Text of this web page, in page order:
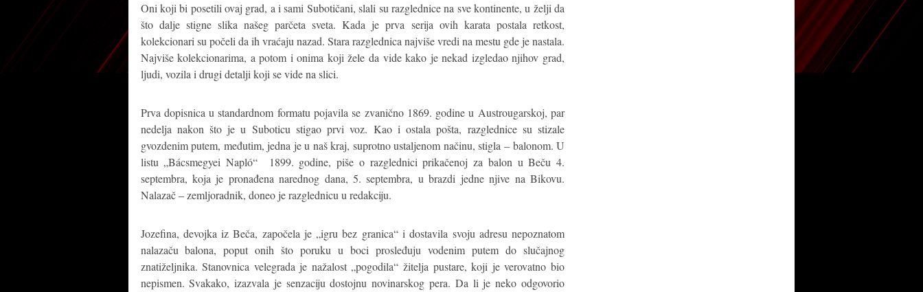
Oni koji bi posetili ovaj grad, a i sami Subotičani, slali su razglednice na sve kontinente, u želji da
što dalje stigne slika našeg parčeta sveta. Kada je prva serija ovih karata postala retkost,
kolekcionari su počeli da ih vraćaju nazad. Stara razglednica najviše vredi na mestu gde je nastala.
Najviše kolekcionarima, a potom i onima koji žele da vide kako je nekad izgledao njihov grad,
ljudi, vozila i drugi detalji koji se vide na slici.
Prva dopisnica u standardnom formatu pojavila se zvanično 1869. godine u Austrougarskoj, par
nedelja nakon što je u Suboticu stigao prvi voz. Kao i ostala pošta, razglednice su stizale
gvozdenim putem, međutim, jedna je u naš kraj, suprotno ustaljenom načinu, stigla – balonom. U
listu „Bácsmegyei Napló“ 1899. godine, piše o razglednici prikačenoj za balon u Beču 4.
septembra, koja je pronađena narednog dana, 5. septembra, u brazdi jedne njive na Bikovu.
Nalazač – zemljoradnik, doneo je razglednicu u redakciju.
Jozefina, devojka iz Beča, započela je „igru bez granica“ i dostavila svoju adresu nepoznatom
nalazaču balona, poput onih što poruku u boci prosleđuju vodenim putem do slučajnog
znatiželjnika. Stanovnica velegrada je nažalost „pogodila“ žitelja pustare, koji je verovatno bio
nepismen. Svakako, izazvala je senzaciju dostojnu novinarskog pera. Da li je neko odgovorio